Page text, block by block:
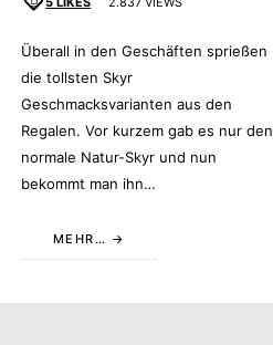
Überall in den Geschäften sprießen
die tollsten Skyr
Geschmacksvarianten aus den
Regalen. Vor kurzem gab es nur den
normale Natur-Skyr und nun
bekommt man ihn…
MEHR…